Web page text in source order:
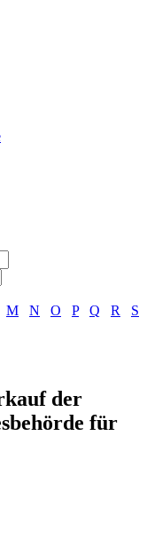
M N O P Q R
S
der
für